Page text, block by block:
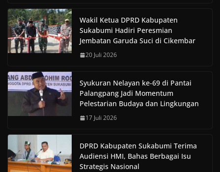
Wakil Ketua DPRD Kabupaten
Sukabumi Hadiri Peresmian
Jembatan Garuda Suci di Cikembar
20 Juli 2026
Syukuran Nelayan ke-69 di Pantai
Palangpang Jadi Momentum
Pelestarian Budaya dan Lingkungan
17 Juli 2026
DPRD Kabupaten Sukabumi Terima
Audiensi HMI, Bahas Berbagai Isu
Strategis Nasional